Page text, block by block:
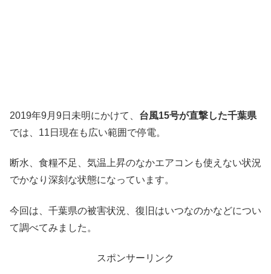
2019年9月9日未明にかけて、 台風15号が直撃した千葉県
では、11日現在も広い範囲で停電。
断水、食糧不足、気温上昇のなかエアコンも使えない状況
でかなり深刻な状態になっています。
今回は、千葉県の被害状況、復旧はいつなのかなどについ
て調べてみました。
スポンサーリンク